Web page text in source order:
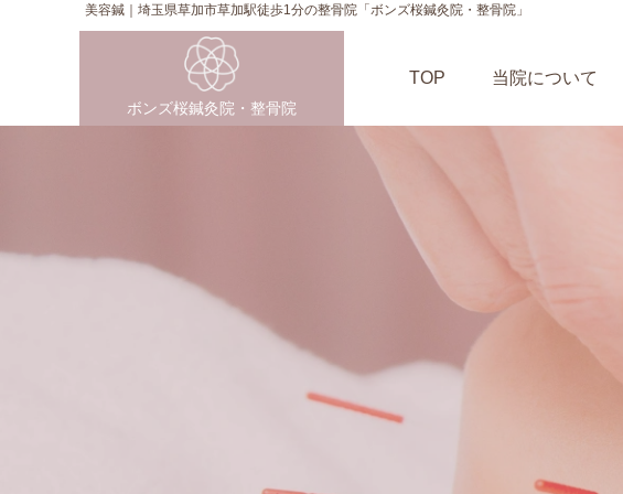
美容鍼｜埼玉県草加市草加駅徒歩1分の整骨院「ボンズ桜鍼灸院・整骨院」
ボンズ桜鍼灸院・整骨院
TOP 当院について